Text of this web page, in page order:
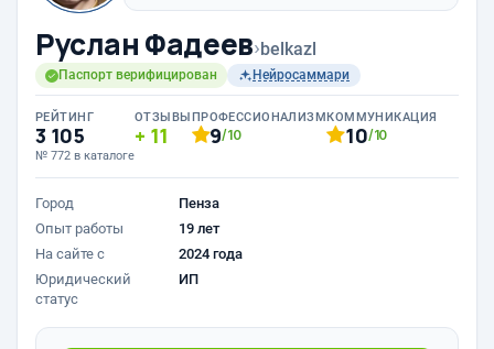
Руслан Фадеев›belkazl
Паспорт верифицирован Нейросаммари
РЕЙТИНГ
3 105
№ 772 в каталоге
ОТЗЫВЫ
11
ПРОФЕССИОНАЛИЗМ
9/10
КОММУНИКАЦИЯ
10/10
Город
Пенза
Опыт работы
19 лет
На сайте с
2024 года
Юридический
статус
ИП